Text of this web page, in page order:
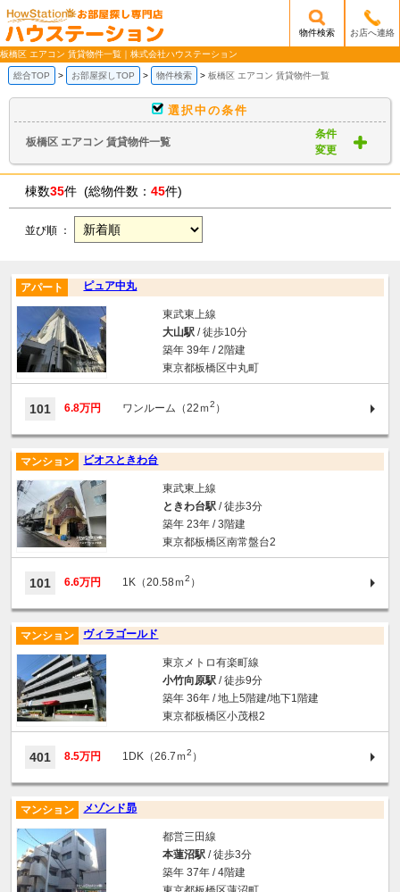
/mobile_img/head-logo.png
物件検索 お店へ連絡
板橋区 エアコン 賃貸物件一覧｜株式会社ハウステーション
総合TOP お部屋探しTOP 物件検索 板橋区 エアコン 賃貸物件一覧
選択中の条件
板橋区 エアコン 賃貸物件一覧
条件
変更
棟数35件 (総物件数： 45件)
並び順 ：
ピュア中丸
アパート
東武東上線
大山駅/ 徒歩10分
築年 39年 / 2階建
東京都板橋区中丸町
101 6.8万円 ワンルーム（22ｍ2 ）
ビオスときわ台
マンション
東武東上線
ときわ台駅/ 徒歩3分
築年 23年 / 3階建
東京都板橋区南常盤台2
101 6.6万円 1K（20.58ｍ2 ）
ヴィラゴールド
マンション
東京メトロ有楽町線
小竹向原駅/ 徒歩9分
築年 36年 / 地上5階建/地下1階建
東京都板橋区小茂根2
401 8.5万円 1DK（26.7ｍ2 ）
メゾンド昴
マンション
都営三田線
本蓮沼駅/ 徒歩3分
築年 37年 / 4階建